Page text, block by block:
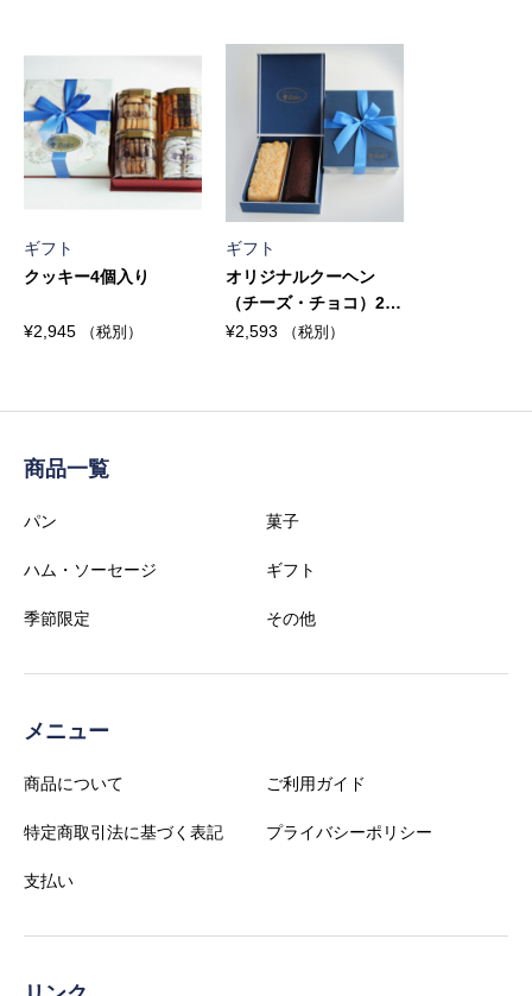
ギフト
クッキー4個入り
¥2,945 （税別）
ギフト
オリジナルクーヘン
（チーズ・チョコ）2本
セット
¥2,593 （税別）
商品一覧
パン 菓子
ハム・ソーセージ ギフト
季節限定 その他
メニュー
商品について ご利用ガイド
特定商取引法に基づく表記 プライバシーポリシー
支払い